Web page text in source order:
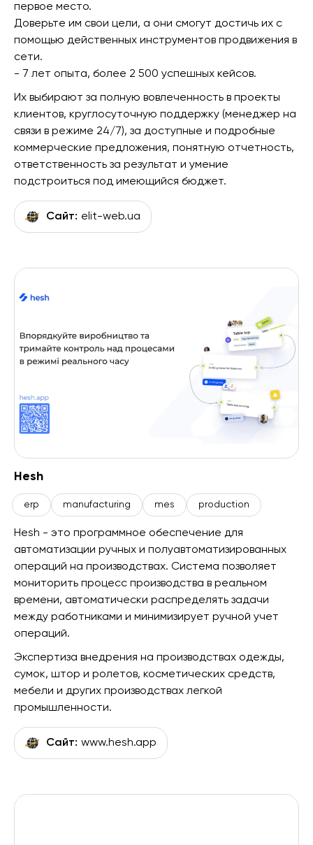
первое место.
Доверьте им свои цели, а они смогут достичь их с
помощью действенных инструментов продвижения в
сети.
- 7 лет опыта, более 2 500 успешных кейсов.
Их выбирают за полную вовлеченность в проекты
клиентов, круглосуточную поддержку (менеджер на
связи в режиме 24/7), за доступные и подробные
коммерческие предложения, понятную отчетность,
ответственность за результат и умение
подстроиться под имеющийся бюджет.
Сайт: elit-web.ua
Hesh
erp manufacturing mes production
Hesh - это программное обеспечение для
автоматизации ручных и полуавтоматизированных
операций на производствах. Система позволяет
мониторить процесс производства в реальном
времени, автоматически распределять задачи
между работниками и минимизирует ручной учет
операций.
Экспертиза внедрения на производствах одежды,
сумок, штор и ролетов, косметических средств,
мебели и других производствах легкой
промышленности.
Сайт: www.hesh.app